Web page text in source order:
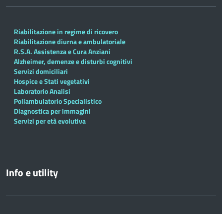
Riabilitazione in regime di ricovero
Riabilitazione diurna e ambulatoriale
R.S.A. Assistenza e Cura Anziani
Alzheimer, demenze e disturbi cognitivi
Servizi domiciliari
Hospice e Stati vegetativi
Laboratorio Analisi
Poliambulatorio Specialistico
Diagnostica per immagini
Servizi per età evolutiva
Info e utility